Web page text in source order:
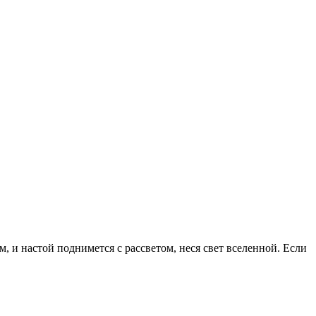
настой поднимется с рассветом, неся свет вселенной. Если